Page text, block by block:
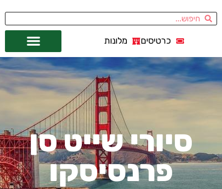
כרטיסים מלונות
סיורי שייט סן
פרנסיסקו